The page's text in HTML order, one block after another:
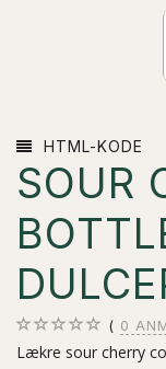
HTML-KODE
SOUR
0
Lækre sour cherry